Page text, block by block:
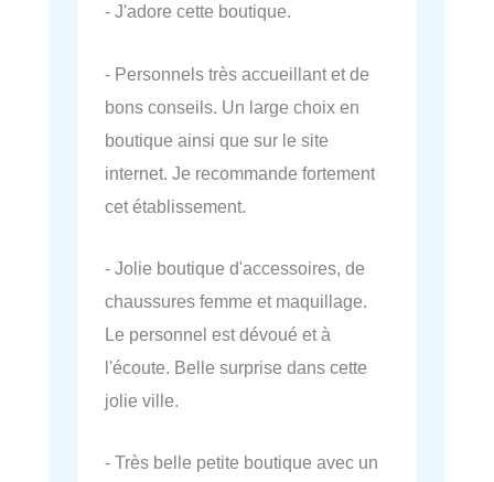
- J'adore cette boutique.
- Personnels très accueillant et de
bons conseils. Un large choix en
boutique ainsi que sur le site
internet. Je recommande fortement
cet établissement.
- Jolie boutique d'accessoires, de
chaussures femme et maquillage.
Le personnel est dévoué et à
l'écoute. Belle surprise dans cette
jolie ville.
- Très belle petite boutique avec un